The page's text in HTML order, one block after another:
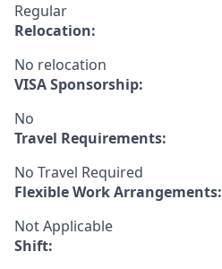
Regular
Relocation:
No relocation
VISA Sponsorship:
No
Travel Requirements:
No Travel Required
Flexible Work Arrangements:
Not Applicable
Shift: